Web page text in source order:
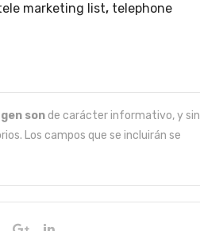
marketing list, telephone
son de carácter informativo, y sin
Los campos que se incluirán se